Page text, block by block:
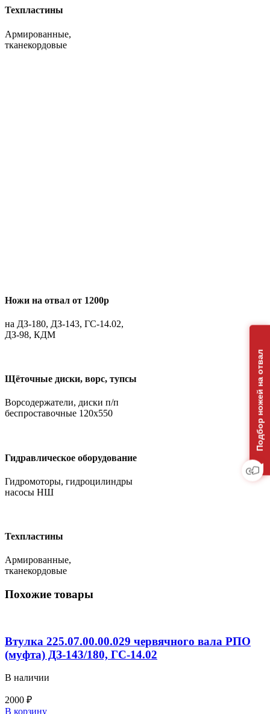
Техпластины
Армированные,
тканекордовые
Ножи на отвал от 1200р
на ДЗ-180, ДЗ-143, ГС-14.02,
ДЗ-98, КДМ
Щёточные диски, ворс, тупсы
Ворсодержатели, диски п/п
беспроставочные 120х550
Гидравлическое оборудование
Гидромоторы, гидроцилиндры
насосы НШ
Техпластины
Армированные,
тканекордовые
Похожие товары
Втулка 225.07.00.00.029 червячного вала РПО
(муфта) ДЗ-143/180, ГС-14.02
В наличии
2000 ₽
Количество
В корзину
Подбор ножей на отвал